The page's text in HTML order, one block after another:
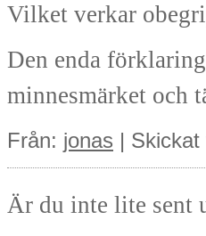
Vilket verkar
Den enda
minnesmärket och
Från: jonas |
Är du inte lite sent